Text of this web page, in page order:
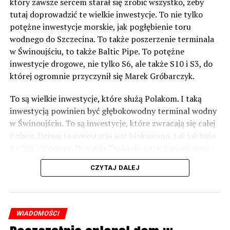
tutaj doprowadzić te wielkie inwestycje. To nie tylko
potężne inwestycje morskie, jak pogłębienie toru
wodnego do Szczecina. To także poszerzenie terminala
w Świnoujściu, to także Baltic Pipe. To potężne
inwestycje drogowe, nie tylko S6, ale także S10 i S3, do
której ogromnie przyczynił się Marek Gróbarczyk.
To są wielkie inwestycje, które służą Polakom. I taką
inwestycją powinien być głębokowodny terminal wodny
w Świnoujściu. To są inwestycje, które zwracają się całej
Polsce. Dzisiaj ta inwestycja jest blokowana, tak jak było
odblokowania CPK.
wykorzystać wspaniały potencjał Zachodniego Pomorza,
o którym śp. Lech Kaczyński powiedział, że jest naszą
racją stanu. Warto zagłosować na kandydatów PiS 9
CZYTAJ DALEJ
WIADOMOŚCI